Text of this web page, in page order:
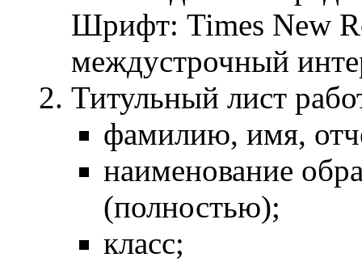
Шрифт: Times New
междустрочный
Титульный лист
фамилию, имя,
наименование
(полностью);
класс;